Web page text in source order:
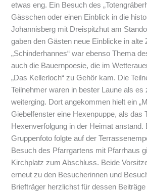
etwas eng. Ein Besuch des
Gässchen oder einen Einblick in die
Johannisberg mit Dreispitzhut am
gaben den Gästen neue Einblicke in alte
„Schinderhannes“ war ebenso Thema
auch die Bauernpoesie, die im
„Das Kellerloch“ zu Gehör kam. Die
Teilnehmer waren in bester Laune als es
weiterging. Dort angekommen hielt ein
Giebelfenster eine Hexenpuppe, als das
Hexenverfolgung in der Heimat anstand.
Gruppenfoto folgte auf der
Besuch des Pfarrgartens mit Pfarrhaus
Kirchplatz zum Abschluss. Beide
erneut zu den Besucherinnen und
Briefträger herzlichst für dessen Beiträge